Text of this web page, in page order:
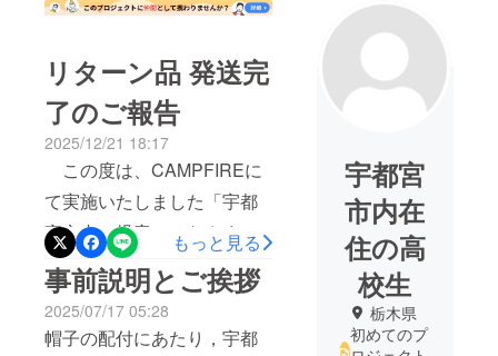
リターン品 発送完
了のご報告
2025/12/21 18:17
この度は、CAMPFIREに
て実施いたしました「宇都
宮市内の児童のみなさまへ
新しい帽子をプレゼントし
たい。」プロジェクトに、
多大なる温かいご支援を賜
もっと見る
事前説明とご挨拶
2025/07/17 05:28
帽子の配付にあたり，宇都
宇都宮
市内在
住の高
校生
栃木県
初めてのプ